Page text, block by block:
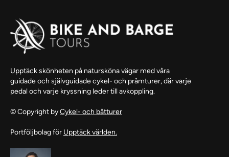
Upptäck skönheten på natursköna vägar med våra
guidade och självguidade cykel- och pråmturer, där varje
pedal och varje kryssning leder till avkoppling.
© Copyright byCykel- och båtturer
Portföljbolag för Upptäck världen.